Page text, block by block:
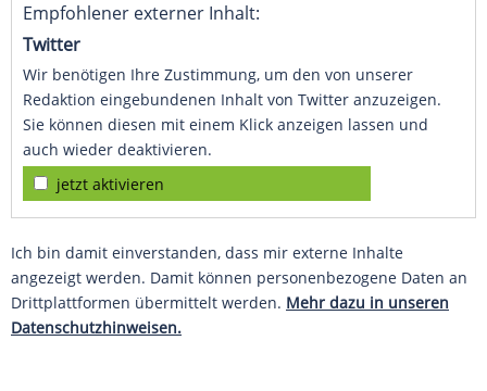
Empfohlener externer Inhalt:
Twitter
Wir benötigen Ihre Zustimmung, um den von unserer
Redaktion eingebundenen Inhalt von Twitter anzuzeigen.
Sie können diesen mit einem Klick anzeigen lassen und
auch wieder deaktivieren.
jetzt aktivieren
Ich bin damit einverstanden, dass mir externe Inhalte
angezeigt werden. Damit können personenbezogene Daten an
Drittplattformen übermittelt werden. Mehr dazu in unseren
Datenschutzhinweisen.